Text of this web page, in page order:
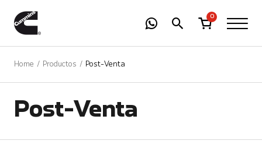
0
Home Productos Post-Venta
Post-Venta